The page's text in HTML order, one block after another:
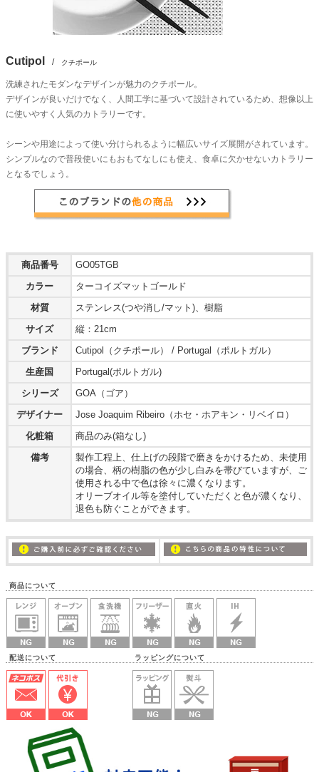
Cutipol / クチポール
洗練されたモダンなデザインが魅力のクチポール。
デザインが良いだけでなく、人間工学に基づいて設計されているため、想像以上
に使いやすく人気のカトラリーです。
シーンや用途によって使い分けられるように幅広いサイズ展開がされています。
シンプルなので普段使いにもおもてなしにも使え、食卓に欠かせないカトラリー
となるでしょう。
商品番号
GO05TGB
カラー
ターコイズマットゴールド
材質
ステンレス(つや消し/マット)、樹脂
サイズ
縦：21cm
ブランド
Cutipol（クチポール） / Portugal（ポルトガル）
生産国
Portugal(ポルトガル)
シリーズ
GOA（ゴア）
デザイナー
Jose Joaquim Ribeiro（ホセ・ホアキン・リベイロ）
化粧箱
商品のみ(箱なし)
備考
製作工程上、仕上げの段階で磨きをかけるため、未使用
の場合、柄の樹脂の色が少し白みを帯びていますが、ご
使用される中で色は徐々に濃くなります。
オリーブオイル等を塗付していただくと色が濃くなり、
退色も防ぐことができます。
商品について
配送について ラッピングについて